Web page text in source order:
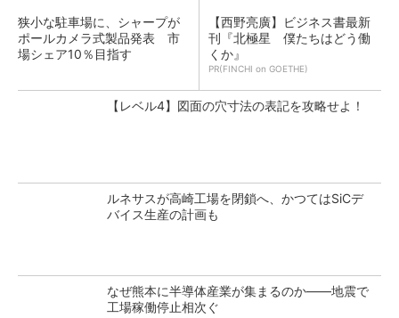
狭小な駐車場に、シャープが
ポールカメラ式製品発表 市
場シェア10％目指す
【西野亮廣】ビジネス書最新
刊『北極星 僕たちはどう働
くか』
PR(FINCHI on GOETHE)
【レベル4】図面の穴寸法の表記を攻略せよ！
ルネサスが高崎工場を閉鎖へ、かつてはSiCデ
バイス生産の計画も
なぜ熊本に半導体産業が集まるのか――地震で
工場稼働停止相次ぐ